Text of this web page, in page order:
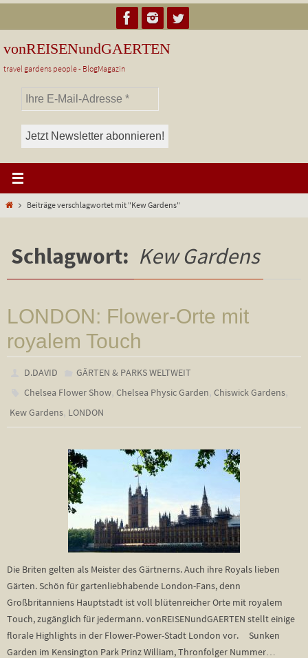
Inhalt
springen
vonREISENundGAERTEN
travel gardens people - BlogMagazin
StartBeiträge verschlagwortet mit "Kew Gardens"
Schlagwort: Kew Gardens
LONDON: Flower-Orte mit
royalem Touch
D.DAVID
GÄRTEN & PARKS WELTWEIT
Chelsea Flower Show,Chelsea Physic Garden,Chiswick Gardens,
Kew Gardens, LONDON
Die Briten gelten als Meister des Gärtnerns. Auch ihre Royals lieben
Gärten. Schön für gartenliebhabende London-Fans, denn
Großbritanniens Hauptstadt ist voll blütenreicher Orte mit royalem
Touch, zugänglich für jedermann. vonREISENundGAERTEN stellt einige
florale Highlights in der Flower-Power-Stadt London vor. Sunken
Garden im Kensington Park Prinz William, Thronfolger Nummer…